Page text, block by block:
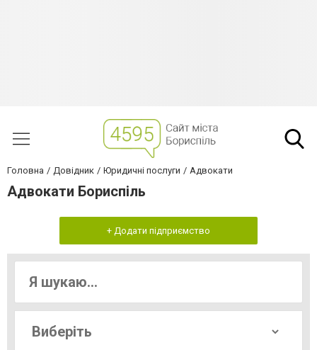
Головна Довідник Юридичні послуги Адвокати
Адвокати Бориспіль
+ Додати підприємство